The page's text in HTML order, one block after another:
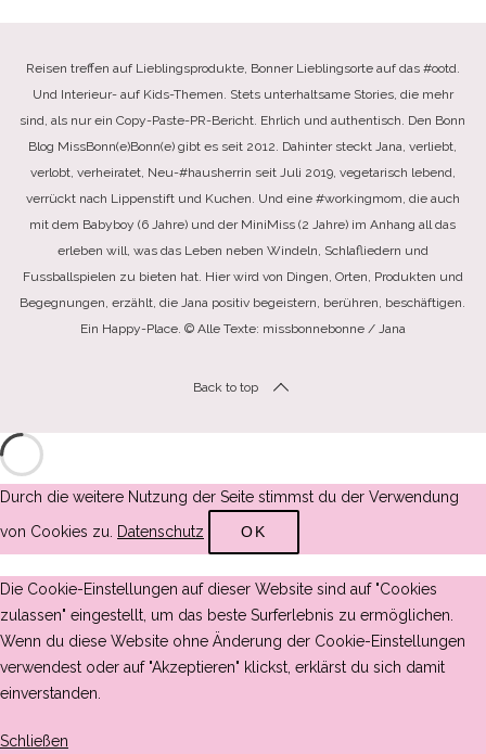
Reisen treffen auf Lieblingsprodukte, Bonner Lieblingsorte auf das #ootd.
Und Interieur- auf Kids-Themen. Stets unterhaltsame Stories, die mehr
sind, als nur ein Copy-Paste-PR-Bericht. Ehrlich und authentisch. Den Bonn
Blog MissBonn(e)Bonn(e) gibt es seit 2012. Dahinter steckt Jana, verliebt,
verlobt, verheiratet, Neu-#hausherrin seit Juli 2019, vegetarisch lebend,
verrückt nach Lippenstift und Kuchen. Und eine #workingmom, die auch
mit dem Babyboy (6 Jahre) und der MiniMiss (2 Jahre) im Anhang all das
erleben will, was das Leben neben Windeln, Schlafliedern und
Fussballspielen zu bieten hat. Hier wird von Dingen, Orten, Produkten und
Begegnungen, erzählt, die Jana positiv begeistern, berühren, beschäftigen.
Ein Happy-Place. © Alle Texte: missbonnebonne / Jana
Back to top
Durch die weitere Nutzung der Seite stimmst du der Verwendung
von Cookies zu. Datenschutz OK
Die Cookie-Einstellungen auf dieser Website sind auf "Cookies
zulassen" eingestellt, um das beste Surferlebnis zu ermöglichen.
Wenn du diese Website ohne Änderung der Cookie-Einstellungen
verwendest oder auf "Akzeptieren" klickst, erklärst du sich damit
einverstanden.
Schließen